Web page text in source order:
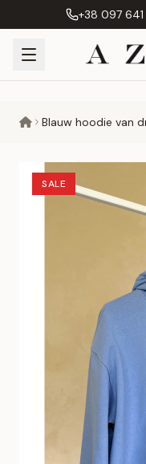
+38 097 641
Blauw hoodie van
SALE